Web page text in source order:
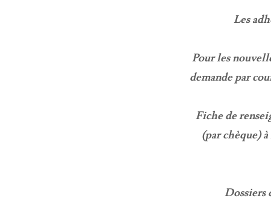
Les
Pour les
demande par
Fiche de
(par chèque)
Dossiers